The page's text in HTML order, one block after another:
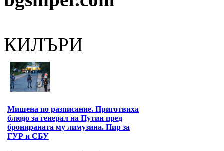
КИЛЪРИ
Мишена по разписание. Приготвиха
блюдо за генерал на Путин пред
бронираната му лимузина. Пир за
ГУР и СБУ